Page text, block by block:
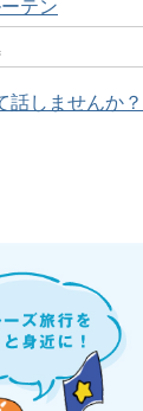
テン
話しませんか？